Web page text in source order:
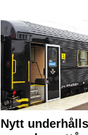
Nytt